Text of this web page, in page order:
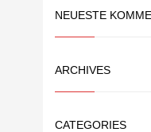
NEUESTE
ARCHIVES
CATEGORIES